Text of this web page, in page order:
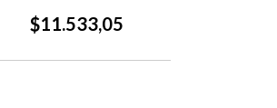
$11.533,05